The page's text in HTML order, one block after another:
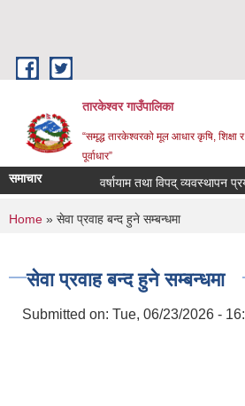
तारकेश्वर गाउँपालिका
“समृद्ध तारकेश्वरको मूल आधार कृषि, शिक्षा
पूर्वाधार”
समाचार वर्षायाम तथा विपद् व्यवस्थापन
You are here
Home » सेवा प्रवाह बन्द हुने सम्बन्धमा
सेवा प्रवाह बन्द हुने सम्बन्धमा
Submitted on: Tue, 06/23/2026 -